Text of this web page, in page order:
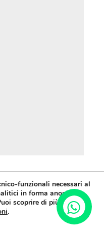
02531630909
funzionali necessari al
in forma anonima
scoprire di più su quali
.